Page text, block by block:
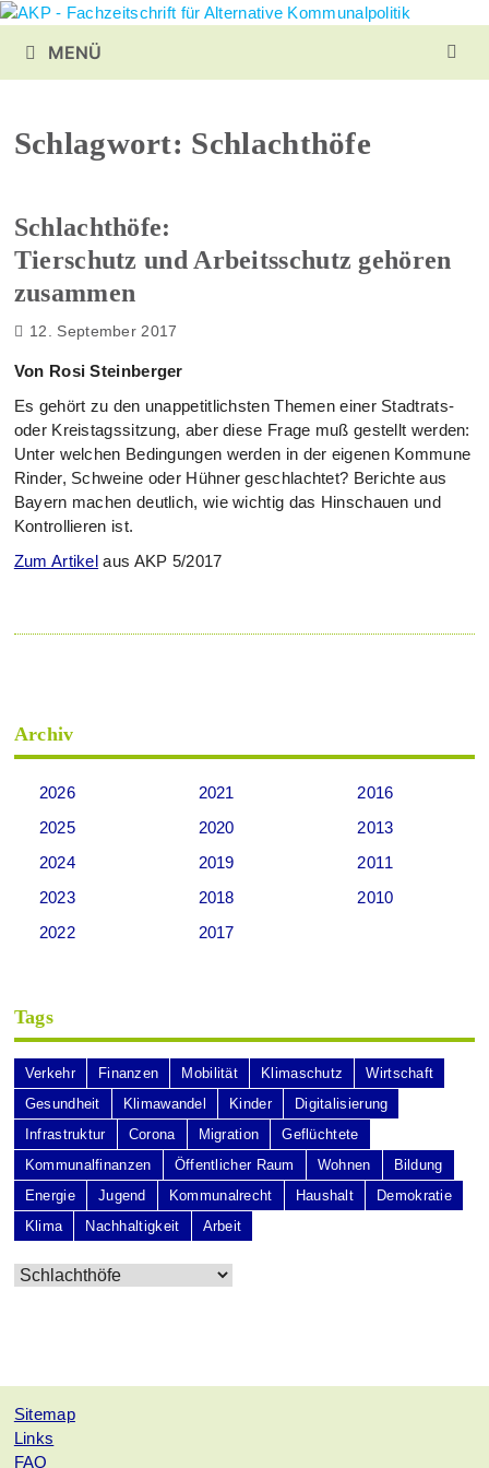
Zurück
Inhalt
MENÜ
Schlagwort: Schlachthöfe
Schlachthöfe:
Tierschutz und Arbeitsschutz gehören
zusammen
12. September 2017
Von Rosi Steinberger
Es gehört zu den unappetitlichsten Themen einer Stadtrats-
oder Kreistagssitzung, aber diese Frage muß gestellt werden:
Unter welchen Bedingungen werden in der eigenen Kommune
Rinder, Schweine oder Hühner geschlachtet? Berichte aus
Bayern machen deutlich, wie wichtig das Hinschauen und
Kontrollieren ist.
Zum Artikel aus AKP 5/2017
Archiv
2026
2025
2024
2023
2022
2021
2020
2019
2018
2017
2016
2013
2011
2010
Tags
Verkehr Finanzen Mobilität Klimaschutz
Wirtschaft
Gesundheit
Klimawandel Kinder
Digitalisierung
Infrastruktur
Corona Migration
Geflüchtete
Kommunalfinanzen
Öffentlicher Raum Wohnen
Bildung
Energie
Jugend Kommunalrecht Haushalt
Demokratie
Klima
Nachhaltigkeit Arbeit
Sitemap
Links
FAQ